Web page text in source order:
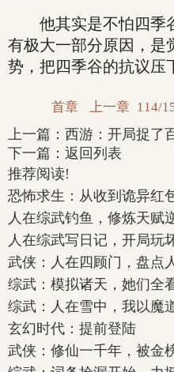
他其实是不怕四季谷
有极大一部分原因，是
势，把四季谷的抗议压
首章 上一章 114/
上一篇： 西游：开局捉了
下一篇： 返回列表
推荐阅读!
恐怖求生：从收到诡异红
人在综武钓鱼，修炼天赋
人在综武写日记，开局玩
武侠：人在四顾门，盘点
综武：模拟诸天，她们全
综武：人在雪中，我以魔
玄幻时代：提前登陆
武侠：修仙一千年，被金